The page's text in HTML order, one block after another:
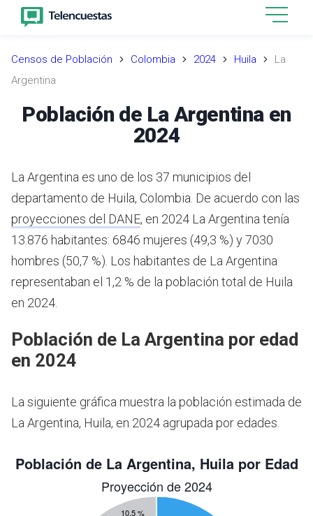
Censos de Población Colombia 2024 Huila
La
Argentina
Población de La Argentina en
2024
La Argentina es uno de los 37 municipios del
departamento de Huila, Colombia. De acuerdo con las
proyecciones del DANE, en 2024 La Argentina tenía
13.876 habitantes: 6846 mujeres (49,3 %) y 7030
hombres (50,7 %). Los habitantes de La Argentina
representaban el 1,2 % de la población total de Huila
en 2024.
Población de La Argentina por edad
en 2024
La siguiente gráfica muestra la población estimada de
La Argentina, Huila, en 2024 agrupada por edades.